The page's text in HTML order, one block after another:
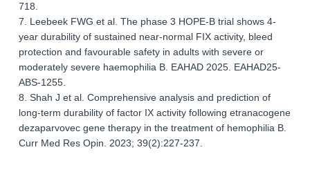
718.
7. Leebeek FWG et al. The phase 3 HOPE-B trial shows 4-
year durability of sustained near-normal FIX activity, bleed
protection and favourable safety in adults with severe or
moderately severe haemophilia B. EAHAD 2025. EAHAD25-
ABS-1255.
8. Shah J et al. Comprehensive analysis and prediction of
long-term durability of factor IX activity following etranacogene
dezaparvovec gene therapy in the treatment of hemophilia B.
Curr Med Res Opin. 2023; 39(2):227-237.